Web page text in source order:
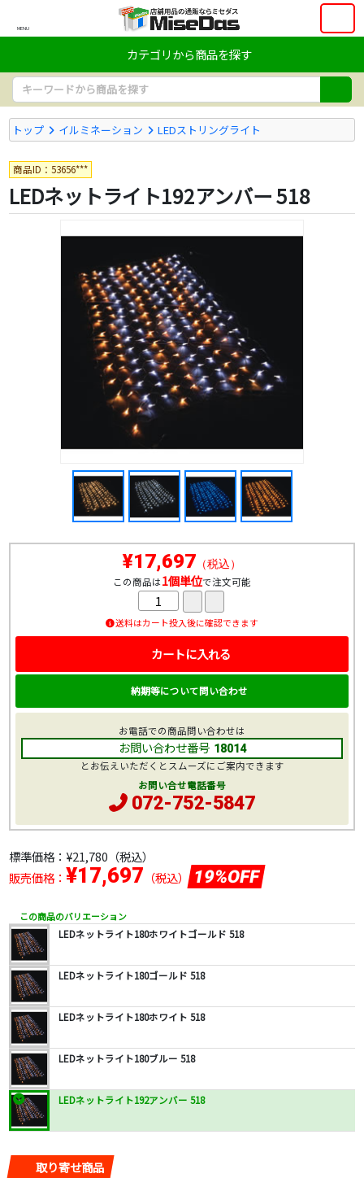
MENU
カテゴリから商品を探す
トップ イルミネーション LEDストリングライト
商品ID：53656***
LEDネットライト192アンバー 518
標準価格： ¥21,780 （税込）
販売価格： ¥17,697 （税込） 19%OFF
この商品のバリエーション
LEDネットライト180ホワイトゴールド 518
LEDネットライト180ゴールド 518
LEDネットライト180ホワイト 518
LEDネットライト180ブルー 518
LEDネットライト192アンバー 518
取り寄せ商品
¥17,697 （税込）
この商品は1個単位で注文可能
送料はカート投入後に確認できます
カートに入れる
納期等について問い合わせ
お電話での商品問い合わせは
お問い合わせ番号 18014
とお伝えいただくとスムーズにご案内できます
お問い合せ電話番号
072-752-5847